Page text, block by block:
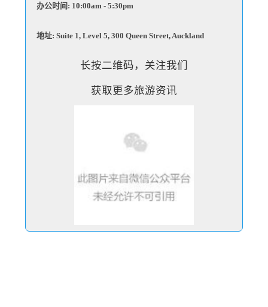
办公时间: 10:00am - 5:30pm
地址: Suite 1, Level 5, 300 Queen Street, Auckland
长按二维码，关注我们
获取更多旅游资讯